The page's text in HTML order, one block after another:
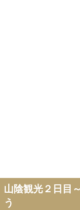
山陰観光２日目
う